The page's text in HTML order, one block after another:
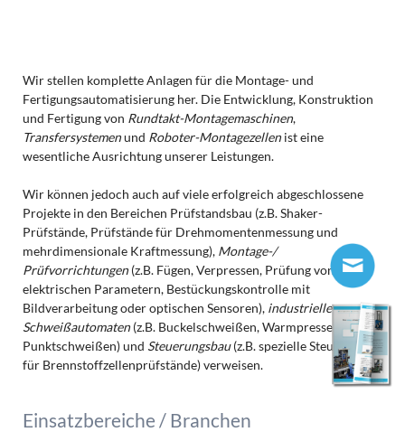
Wir stellen komplette Anlagen für die Montage- und
Fertigungsautomatisierung her. Die Entwicklung, Konstruktion
und Fertigung von Rundtakt-Montagemaschinen,
Transfersystemenund Roboter-Montagezellenist eine
wesentliche Ausrichtung unserer Leistungen.
Wir können jedoch auch auf viele erfolgreich abgeschlossene
Projekte in den Bereichen Prüfstandsbau (z.B. Shaker-
Prüfstände, Prüfstände für Drehmomentenmessung und
mehrdimensionale Kraftmessung), Montage-/
Prüfvorrichtungen(z.B. Fügen, Verpressen, Prüfung von
elektrischen Parametern, Bestückungskontrolle mit
Bildverarbeitung oder optischen Sensoren), industrielle
Schweißautomaten(z.B. Buckelschweißen, Warmpressen,
Punktschweißen) und Steuerungsbau(z.B. spezielle Steuerungen
für Brennstoffzellenprüfstände) verweisen.
Einsatzbereiche / Branchen